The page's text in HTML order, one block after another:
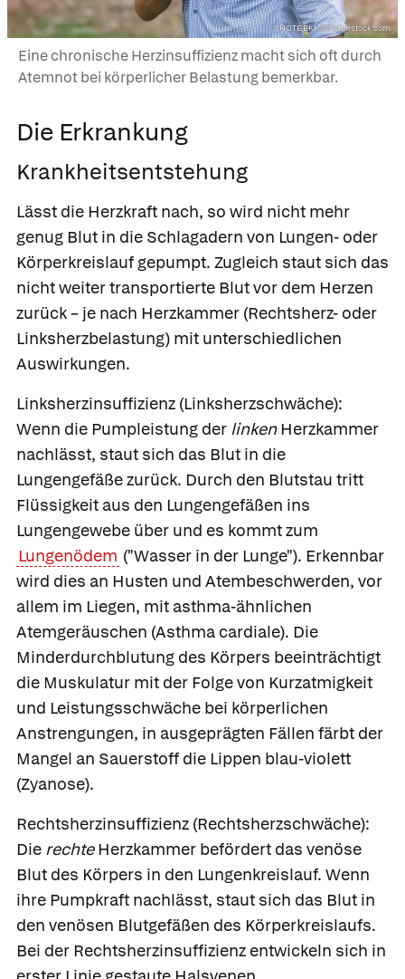
CHOTE BKK/Shutterstock.com
Eine chronische Herzinsuffizienz macht sich oft durch
Atemnot bei körperlicher Belastung bemerkbar.
Die Erkrankung
Krankheitsentstehung
Lässt die Herzkraft nach, so wird nicht mehr
genug Blut in die Schlagadern von Lungen- oder
Körperkreislauf gepumpt. Zugleich staut sich das
nicht weiter transportierte Blut vor dem Herzen
zurück – je nach Herzkammer (Rechtsherz- oder
Linksherzbelastung) mit unterschiedlichen
Auswirkungen.
Linksherzinsuffizienz (Linksherzschwäche):
Wenn die Pumpleistung der linkenHerzkammer
nachlässt, staut sich das Blut in die
Lungengefäße zurück. Durch den Blutstau tritt
Flüssigkeit aus den Lungengefäßen ins
Lungengewebe über und es kommt zum
Lungenödem ("Wasser in der Lunge"). Erkennbar
wird dies an Husten und Atembeschwerden, vor
allem im Liegen, mit asthma-ähnlichen
Atemgeräuschen (Asthma cardiale). Die
Minderdurchblutung des Körpers beeinträchtigt
die Muskulatur mit der Folge von Kurzatmigkeit
und Leistungsschwäche bei körperlichen
Anstrengungen, in ausgeprägten Fällen färbt der
Mangel an Sauerstoff die Lippen blau-violett
(Zyanose).
Rechtsherzinsuffizienz (Rechtsherzschwäche):
Die rechteHerzkammer befördert das venöse
Blut des Körpers in den Lungenkreislauf. Wenn
ihre Pumpkraft nachlässt, staut sich das Blut in
den venösen Blutgefäßen des Körperkreislaufs.
Bei der Rechtsherzinsuffizienz entwickeln sich in